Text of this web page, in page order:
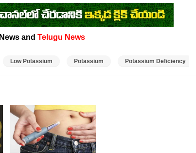
News and Telugu News
Low Potassium Potassium Potassium Deficiency